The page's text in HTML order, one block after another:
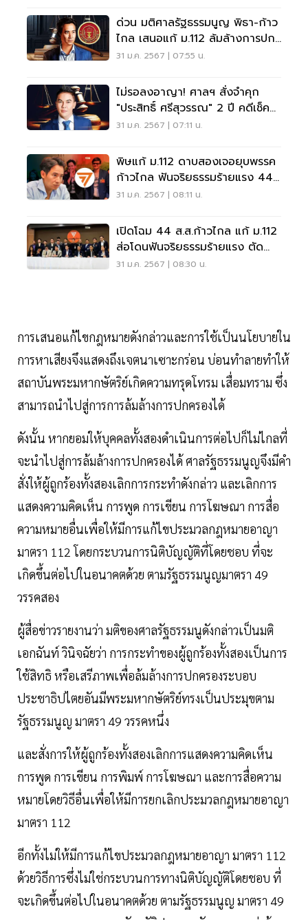
ด่วน มติศาลรัฐธรรมนูญ พิธา-ก้าว
ไกล เสนอแก้ ม.112 ล้มล้างการปก
ครองฯ
31 ม.ค. 2567 | 07:55 น.
ไม่รอลงอาญา! ศาลฯ สั่งจำคุก
"ประสิทธิ์ ศรีสุวรรณ" 2 ปี คดีเช็ค
เด้ง
31 ม.ค. 2567 | 07:11 น.
พิษแก้ ม.112 ดาบสองเจอยุบพรรค
ก้าวไกล ฟันจริยธรรมร้ายแรง 44
ส.ส.
31 ม.ค. 2567 | 08:11 น.
เปิดโฉม 44 ส.ส.ก้าวไกล แก้ ม.112
ส่อโดนฟันจริยธรรมร้ายแรง ตัด
สิทธิตลอดชีวิต
31 ม.ค. 2567 | 08:30 น.
การเสนอแก้ไขกฎหมายดังกล่าวและการใช้เป็นนโยบายใน
การหาเสียงจึงแสดงถึงเจตนาเซาะกร่อน บ่อนทำลายทำให้
สถาบันพระมหากษัตริย์เกิดความทรุดโทรม เสื่อมทราม ซึ่ง
สามารถนำไปสู่การการล้มล้างการปกครองได้
ดังนั้น หากยอมให้บุคคลทั้งสองดำเนินการต่อไปก็ไม่ไกลที่
จะนำไปสู่การล้มล้างการปกครองได้ ศาลรัฐธรรมนูญจึงมีคำ
สั่งให้ผู้ถูกร้องทั้งสองเลิกการกระทำดังกล่าว และเลิกการ
แสดงความคิดเห็น การพูด การเขียน การโฆษณา การสื่อ
ความหมายอื่นเพื่อให้มีการแก้ไขประมวลกฎหมายอาญา
มาตรา 112 โดยกระบวนการนิติบัญญัติที่โดยชอบ ที่จะ
เกิดขึ้นต่อไปในอนาคตด้วย ตามรัฐธรรมนูญมาตรา 49
วรรคสอง
ผู้สื่อข่าวรายงานว่า มติของศาลรัฐธรรมนูดังกล่าวเป็นมติ
เอกฉันท์ วินิจฉัยว่า การกระทำของผู้ถูกร้องทั้งสองเป็นการ
ใช้สิทธิ หรือเสรีภาพเพื่อล้มล้างการปกครองระบอบ
ประชาธิปไตยอันมีพระมหากษัตริย์ทรงเป็นประมุขตาม
รัฐธรรมนูญ มาตรา 49 วรรคหนึ่ง
และสั่งการให้ผู้ถูกร้องทั้งสองเลิกการแสดงความคิดเห็น
การพูด การเขียน การพิมพ์ การโฆษณา และการสื่อความ
หมายโดยวิธีอื่นเพื่อให้มีการยกเลิกประมวลกฎหมายอาญา
มาตรา 112
อีกทั้งไม่ให้มีการแก้ไขประมวลกฎหมายอาญา มาตรา 112
ด้วยวิธีการซึ่งไม่ใช่กระบวนการทางนิติบัญญัติโดยชอบ ที่
จะเกิดขึ้นต่อไปในอนาคตด้วย ตามรัฐธรรมนูญ มาตรา 49